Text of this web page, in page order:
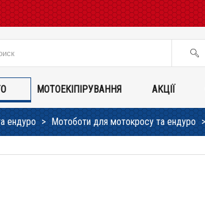
МОТОЕКІПІРУВАННЯ АКЦІЇ
ендуро Мотоботи для мотокросу та ендуро